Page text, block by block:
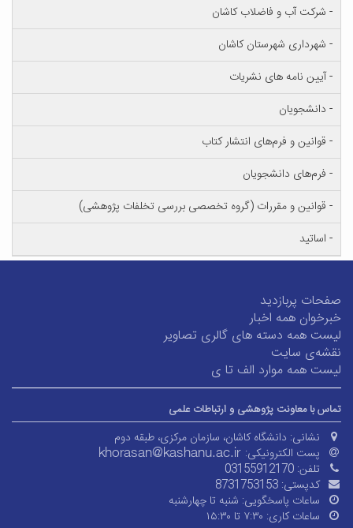
- شرکت آب و فاضلاب کاشان
- شهرداری شهرستان کاشان
- آیین نامه های نشریات
- دانشجویان
- قوانین و فرم‌های انتشار کتاب
- فرم‌های دانشجویان
- قوانین و مقررات (گروه تخصصی بررسی تخلفات پژوهشی)
- اساتید
صفحات پربازدید
خبرخوان همه اخبار
لیست همه دسته های گالری تصاویر
نقشه‌ی سایت
لیست همه موارد الف تا ی
تماس با معاونت پژوهشی و ارتباطات علمی
نشانی: دانشگاه کاشان، سازمان مرکزی، طبقه دوم
پست الکترونیکی:
تلفن: 03155912170
کدپستی: 8731753153
ساعات پاسخگویی: شنبه تا چهارشنبه
ساعات کاری: ۷:۳۰ تا ۱۵:۳۰